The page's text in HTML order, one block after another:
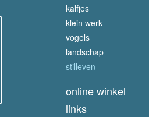
kalfjes
klein werk
vogels
landschap
stilleven
online winkel
links